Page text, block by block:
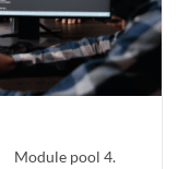
Module pool 4.